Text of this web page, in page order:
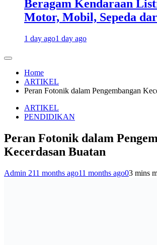
Beragam Kendaraan
Motor, Mobil, Sepeda
1 day ago1 day ago
Home
ARTIKEL
Peran Fotonik dalam Pengembangan
ARTIKEL
PENDIDIKAN
Peran Fotonik dalam
Kecerdasan Buatan
Admin 211 months ago11 months ago03 mins